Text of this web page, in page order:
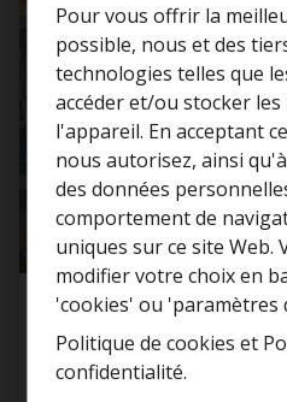
Pour vous offrir la
possible, nous et des
technologies telles que
accéder et/ou stocker
l'appareil. En acceptant
nous autorisez, ainsi
des données
comportement de
uniques sur ce site Web.
modifier votre choix en
'cookies' ou 'paramètres
Politique de cookies et
confidentialité.
Bureaux
9140 Temse
Curieux de
valeur de
Toujours être